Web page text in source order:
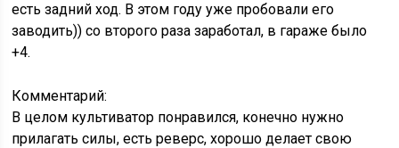
есть задний ход. В этом году уже пробовали его
заводить)) со второго раза заработал, в гараже было
+4.
Комментарий:
В целом культиватор понравился, конечно нужно
прилагать силы, есть реверс, хорошо делает свою